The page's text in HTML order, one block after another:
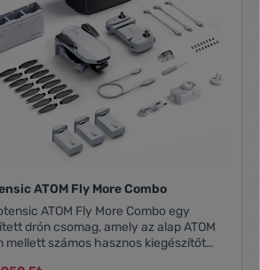
ATOM Fly More Combo
ATOM Fly More Combo egy
drón csomag, amely az alap ATOM
mellett számos hasznos kiegészítőt